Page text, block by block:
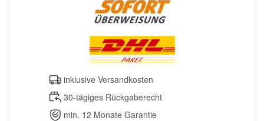
inklusive Versandkosten
30-tägiges Rückgaberecht
min. 12 Monate Garantie